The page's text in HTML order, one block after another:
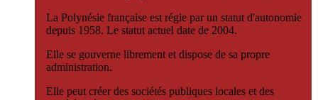
La Polynésie française est régie par un statut d'autonomie
depuis 1958. Le statut actuel date de 2004.
Elle se gouverne librement et dispose de sa propre
administration.
Elle peut créer des sociétés publiques locales et des